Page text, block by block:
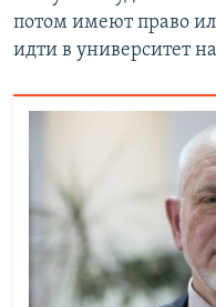
потом имеют право
идти в университет